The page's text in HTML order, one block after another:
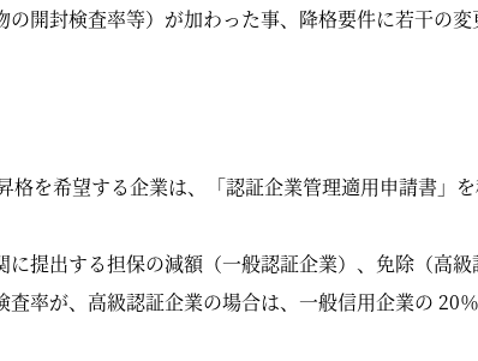
開封検査率等）が加わった事、降格要件に若干の
を希望する企業は、「認証企業管理適用申請書」
提出する担保の減額（一般認証企業）、免除（高
率が、高級認証企業の場合は、一般信用企業の 20